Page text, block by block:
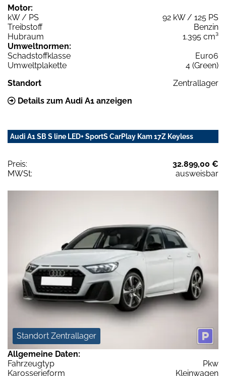
Motor:
kW / PS
92 kW / 125 PS
Treibstoff
Benzin
Hubraum
1.395 cm³
Umweltnormen:
Schadstoffklasse
Euro6
Umweltplakette
4 (Green)
Standort
Zentrallager
Details zum Audi A1 anzeigen
Audi A1 SB S line LED+ SportS CarPlay Kam 17Z Keyless
Preis:
32.899,00 €
MWSt:
ausweisbar
Standort Zentrallager
Allgemeine Daten:
Fahrzeugtyp
Pkw
Karosserieform
Kleinwagen